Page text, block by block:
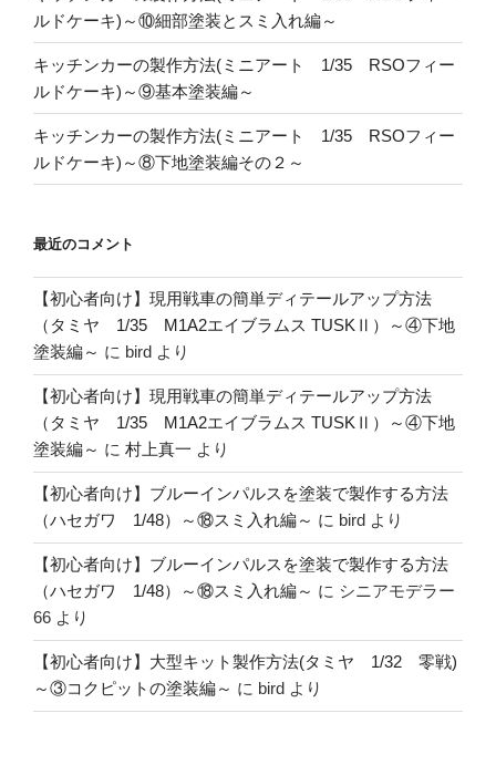
ルドケーキ)～⑩細部塗装とスミ入れ編～
キッチンカーの製作方法(ミニアート 1/35 RSOフィー
ルドケーキ)～⑨基本塗装編～
キッチンカーの製作方法(ミニアート 1/35 RSOフィー
ルドケーキ)～⑧下地塗装編その２～
最近のコメント
【初心者向け】現用戦車の簡単ディテールアップ方法
（タミヤ 1/35 M1A2エイブラムス TUSKⅡ）～④下地
塗装編～ に bird より
【初心者向け】現用戦車の簡単ディテールアップ方法
（タミヤ 1/35 M1A2エイブラムス TUSKⅡ）～④下地
塗装編～ に 村上真一 より
【初心者向け】ブルーインパルスを塗装で製作する方法
（ハセガワ 1/48）～⑱スミ入れ編～ に bird より
【初心者向け】ブルーインパルスを塗装で製作する方法
（ハセガワ 1/48）～⑱スミ入れ編～ に シニアモデラー
66 より
【初心者向け】大型キット製作方法(タミヤ 1/32 零戦)
～③コクピットの塗装編～ に bird より